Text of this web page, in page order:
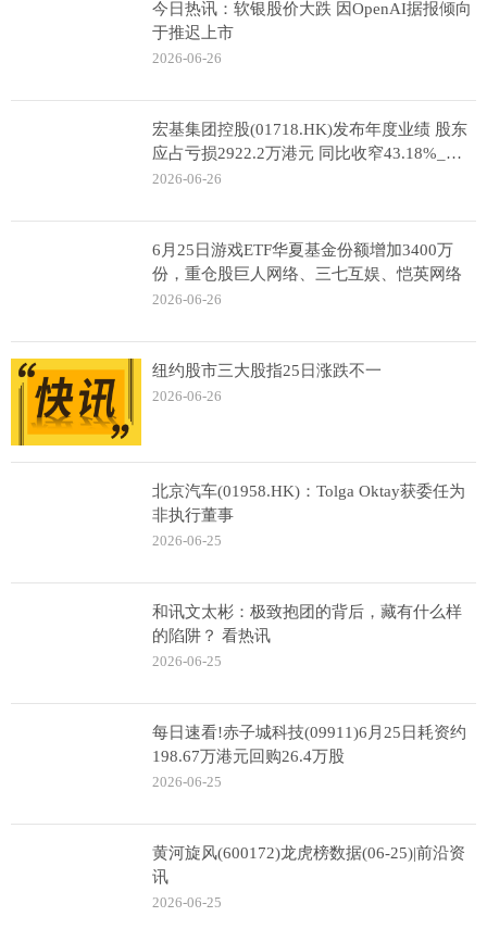
今日热讯：软银股价大跌 因OpenAI据报倾向
于推迟上市
2026-06-26
宏基集团控股(01718.HK)发布年度业绩 股东
应占亏损2922.2万港元 同比收窄43.18%_精
彩看点
2026-06-26
6月25日游戏ETF华夏基金份额增加3400万
份，重仓股巨人网络、三七互娱、恺英网络
2026-06-26
纽约股市三大股指25日涨跌不一
2026-06-26
北京汽车(01958.HK)：Tolga Oktay获委任为
非执行董事
2026-06-25
和讯文太彬：极致抱团的背后，藏有什么样
的陷阱？ 看热讯
2026-06-25
每日速看!赤子城科技(09911)6月25日耗资约
198.67万港元回购26.4万股
2026-06-25
黄河旋风(600172)龙虎榜数据(06-25)|前沿资
讯
2026-06-25